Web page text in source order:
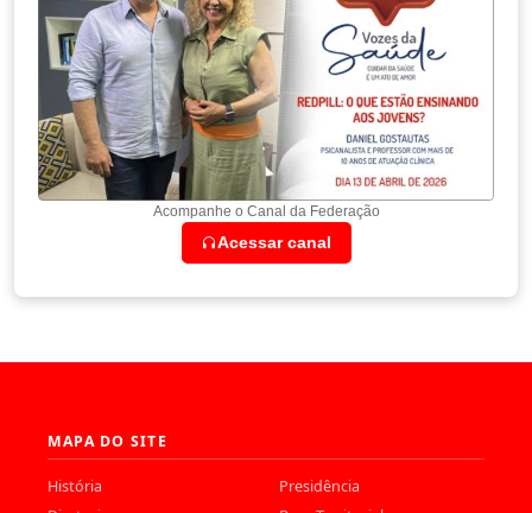
Acompanhe o Canal da Federação
Acessar canal
MAPA DO SITE
História
Presidência